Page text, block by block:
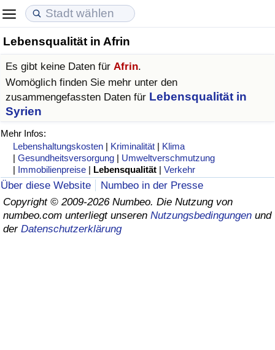
Lebensqualität in Afrin
Es gibt keine Daten für Afrin.
Womöglich finden Sie mehr unter den
zusammengefassten Daten für Lebensqualität in
Syrien
Mehr Infos:
Lebenshaltungskosten | Kriminalität | Klima
|Gesundheitsversorgung | Umweltverschmutzung
| Immobilienpreise | Lebensqualität |Verkehr
Über diese Website
Numbeo in der Presse
Copyright © 2009-2026 Numbeo. Die Nutzung von
numbeo.com unterliegt unseren Nutzungsbedingungen und
der Datenschutzerklärung
Lebenshaltungskosten
Lebenshaltungskosten-Index (aktuell)
Lebenshaltungskosten-Index
Lebenshaltungskosten-Index nach Land
in Akaba
Immobilienpreise
Immobilienpreis-Index (aktuell)
Immobilienpreis-Index
Immobilienpreis-Index nach Land
Lebensqualität
Lebensqualität-Index
Lebensqualität-Index (aktuell)
Lebensqualitätsindex nach Land
Kriminalität
Kriminalitäts-Index (aktuell)
Kriminalitäts-Index